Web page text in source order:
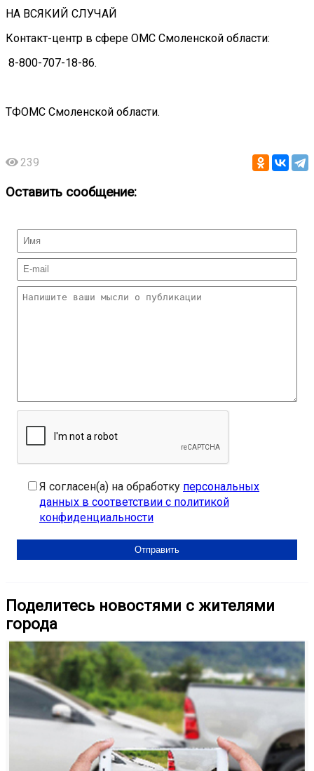
НА ВСЯКИЙ СЛУЧАЙ
Контакт-центр в сфере ОМС Смоленской области:
8-800-707-18-86.
ТФОМС Смоленской области.
239
Оставить сообщение:
Я согласен(а) на обработку персональных
данных в соответствии с политикой
конфиденциальности
Поделитесь новостями с жителями
города